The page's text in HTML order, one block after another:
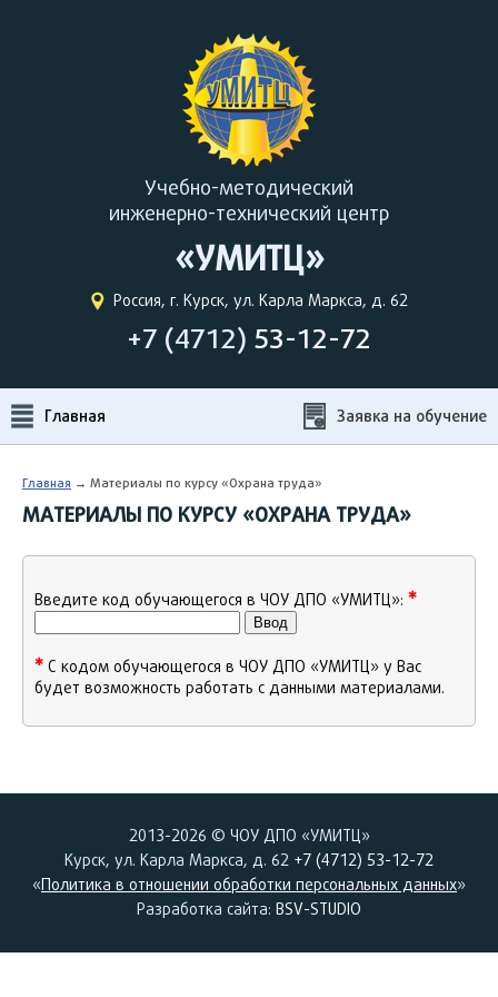
Учебно-методический
инженерно-технический центр
«УМИТЦ»
Россия, г. Курск, ул. Карла Маркса, д. 62
+7 (4712) 53-12-72
Главная Заявка на обучение
Главная → Материалы по курсу «Охрана труда»
МАТЕРИАЛЫ ПО КУРСУ «ОХРАНА ТРУДА»
Введите код обучающегося в ЧОУ ДПО «УМИТЦ»: ✱
✱ C кодом обучающегося в ЧОУ ДПО «УМИТЦ» у Вас
будет возможность работать c данными материалами.
2013-2026 © ЧОУ ДПО «УМИТЦ»
Курск, ул. Карла Маркса, д. 62 +7 (4712) 53-12-72
«Политика в отношении обработки персональных данных»
Разработка сайта: BSV-STUDIO